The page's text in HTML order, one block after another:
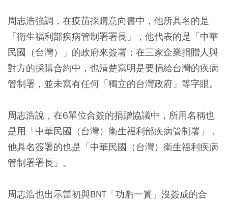
周志浩強調，在疫苗採購意向書中，他所具名的是
「衛生福利部疾病管制署署長」，他代表的是「中華
民國（台灣）」的政府來簽署；在三家企業捐贈人與
對方的採購合約中，也清楚寫明是要捐給台灣的疾病
管制署，並未寫有任何「獨立的台灣政府」等字眼。
周志浩說，在6單位合簽的捐贈協議中，所用名稱也
是用「中華民國（台灣）衛生福利部疾病管制署」，
他具名簽署的也是「中華民國（台灣）衛生福利疾病
管制署署長」。
周志浩也出示當初與BNT「功虧一簣」沒簽成的合